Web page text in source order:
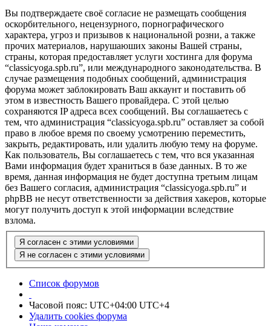
Вы подтверждаете своё согласие не размещать сообщения
оскорбительного, нецензурного, порнографического
характера, угроз и призывов к национальной розни, а также
прочих материалов, нарушаюших законы Вашей страны,
страны, которая предоставляет услуги хостинга для форума
“classicyoga.spb.ru”, или международного законодательства. В
случае размещения подобных сообщений, администрация
форума может заблокировать Ваш аккаунт и поставить об
этом в известность Вашего провайдера. С этой целью
сохраняются IP адреса всех сообщений. Вы соглашаетесь с
тем, что администрация “classicyoga.spb.ru” оставляет за собой
право в любое время по своему усмотрению переместить,
закрыть, редактировать, или удалить любую тему на форуме.
Как пользователь, Вы соглашаетесь с тем, что вся указанная
Вами информация будет храниться в базе данных. В то же
время, данная информация не будет доступна третьим лицам
без Вашего согласия, администрация “classicyoga.spb.ru” и
phpBB не несут ответственности за действия хакеров, которые
могут получить доступ к этой информации вследствие
взлома.
Список форумов
Часовой пояс: UTC+04:00 UTC+4
Удалить cookies форума